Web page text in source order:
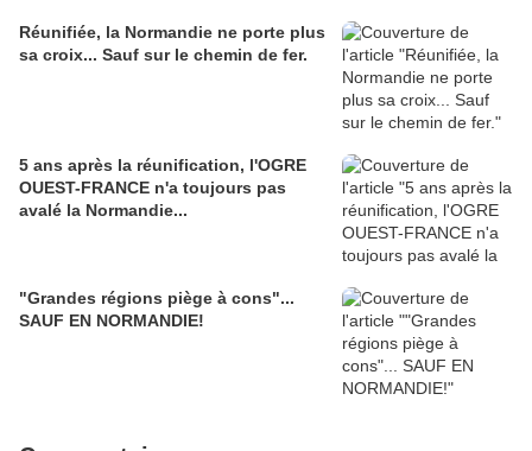
Réunifiée, la Normandie ne porte plus
sa croix... Sauf sur le chemin de fer.
5 ans après la réunification, l'OGRE
OUEST-FRANCE n'a toujours pas
avalé la Normandie...
"Grandes régions piège à cons"...
SAUF EN NORMANDIE!